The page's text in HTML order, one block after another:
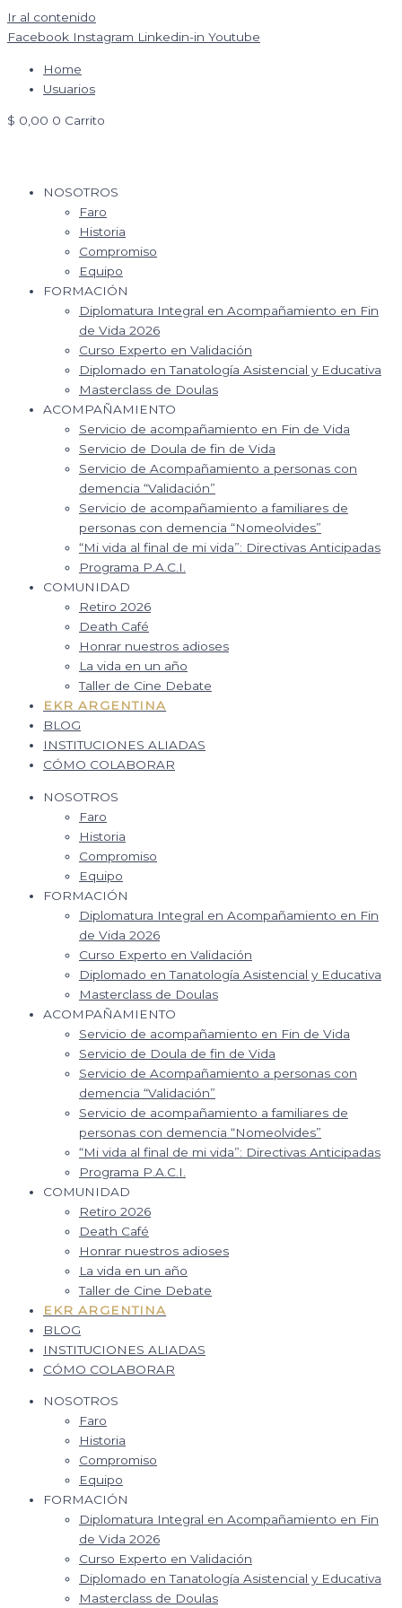
Ir al contenido
Facebook Instagram Linkedin-in Youtube
Home
Usuarios
$ 0,00 0 Carrito
NOSOTROS
Faro
Historia
Compromiso
Equipo
FORMACIÓN
Diplomatura Integral en Acompañamiento en Fin
de Vida 2026
Curso Experto en Validación
Diplomado en Tanatología Asistencial y Educativa
Masterclass de Doulas
ACOMPAÑAMIENTO
Servicio de acompañamiento en Fin de Vida
Servicio de Doula de fin de Vida
Servicio de Acompañamiento a personas con
demencia “Validación”
Servicio de acompañamiento a familiares de
personas con demencia “Nomeolvides”
“Mi vida al final de mi vida”: Directivas Anticipadas
Programa P.A.C.I.
COMUNIDAD
Retiro 2026
Death Café
Honrar nuestros adioses
La vida en un año
Taller de Cine Debate
EKR ARGENTINA
BLOG
INSTITUCIONES ALIADAS
CÓMO COLABORAR
NOSOTROS
Faro
Historia
Compromiso
Equipo
FORMACIÓN
Diplomatura Integral en Acompañamiento en Fin
de Vida 2026
Curso Experto en Validación
Diplomado en Tanatología Asistencial y Educativa
Masterclass de Doulas
ACOMPAÑAMIENTO
Servicio de acompañamiento en Fin de Vida
Servicio de Doula de fin de Vida
Servicio de Acompañamiento a personas con
demencia “Validación”
Servicio de acompañamiento a familiares de
personas con demencia “Nomeolvides”
“Mi vida al final de mi vida”: Directivas Anticipadas
Programa P.A.C.I.
COMUNIDAD
Retiro 2026
Death Café
Honrar nuestros adioses
La vida en un año
Taller de Cine Debate
EKR ARGENTINA
BLOG
INSTITUCIONES ALIADAS
CÓMO COLABORAR
NOSOTROS
Faro
Historia
Compromiso
Equipo
FORMACIÓN
Diplomatura Integral en Acompañamiento en Fin
de Vida 2026
Curso Experto en Validación
Diplomado en Tanatología Asistencial y Educativa
Masterclass de Doulas